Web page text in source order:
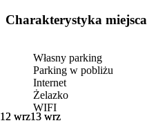
12 wrz13 wrz
12 wrz13 wrz
Charakterystyka miejsca
Własny parking
Parking w pobliżu
Internet
Żelazko
WIFI